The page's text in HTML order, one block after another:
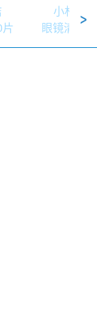
小林刻
眼镜清洁